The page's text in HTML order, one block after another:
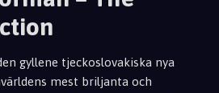
gyllene tjeckoslovakiska nya
mest briljanta och